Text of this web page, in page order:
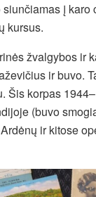
į karo
kursus.
žvalgybos ir
ir buvo.
Šis korpas
(buvo
ir kitose